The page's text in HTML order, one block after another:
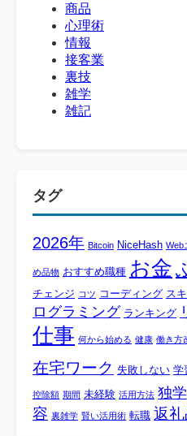
商品
心理術
情報
接客業
裏技
雑学
雑記
タグ
2026年 Bitcoin NiceHash Web
め品物 おすすめ職種 お金
チェンジ コツ コーディング ス
ログラミング ランキング
仕事 何から始める 健康 働き方
在宅ワーク 失敗しない 学
控除額 期間 未経験 活用方法 独学
容 裏雑学 賢い活用術 転職 返礼